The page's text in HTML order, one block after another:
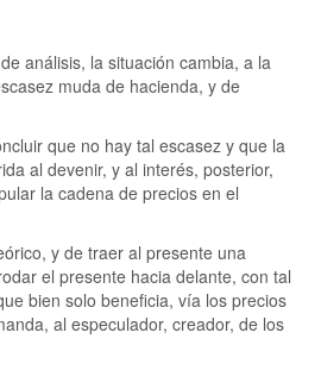
análisis, la situación cambia, a la
muda de hacienda, y de
que no hay tal escasez y que la
al devenir, y al interés, posterior,
la cadena de precios en el
y de traer al presente una
el presente hacia delante, con tal
bien solo beneficia, vía los precios
al especulador, creador, de los